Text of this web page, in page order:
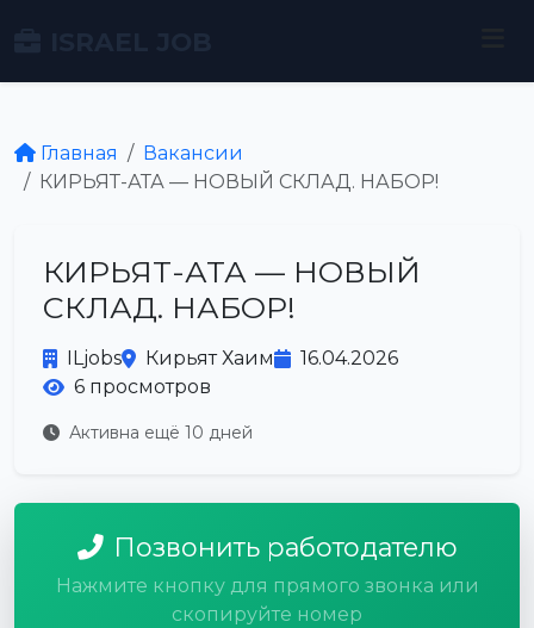
Главная
Вакансии
КИРЬЯТ-АТА — НОВЫЙ СКЛАД. НАБОР!
КИРЬЯТ-АТА — НОВЫЙ
СКЛАД. НАБОР!
ILjobs Кирьят Хаим
16.04.2026
6 просмотров
Активна ещё 10 дней
Позвонить работодателю
Нажмите кнопку для прямого звонка или
скопируйте номер